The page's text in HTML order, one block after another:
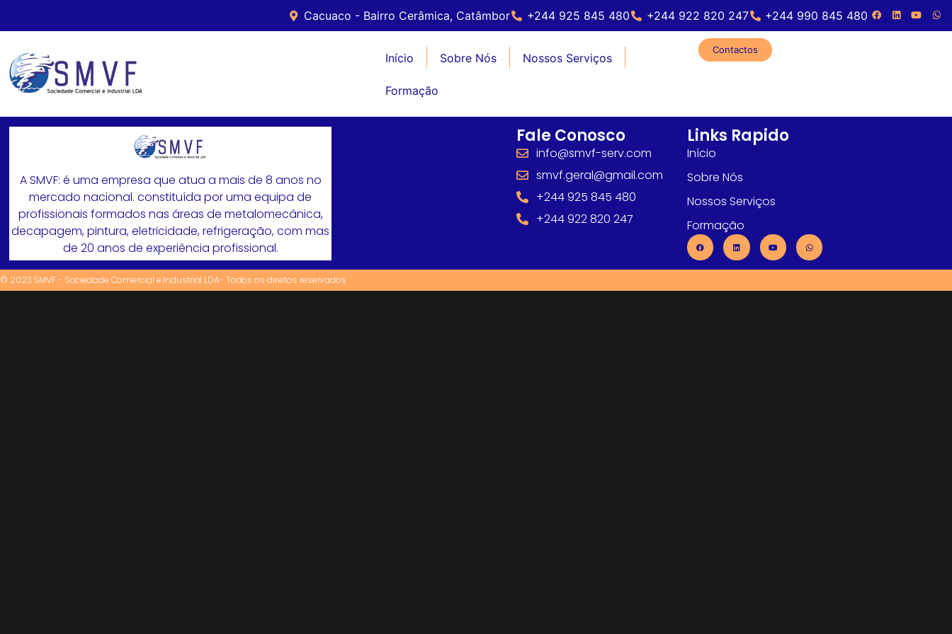
Cacuaco - Bairro Cerâmica, Catâmbor +244 925 845 480 +244 922 820 247 +244 990 845 480
Contactos
Início Sobre Nós Nossos Serviços
Formação
A SMVF: é uma empresa que atua a mais de 8 anos no
mercado nacional. constituída por uma equipa de
profissionais formados nas áreas de metalomecânica,
decapagem, pintura, eletricidade, refrigeração, com mas
de 20 anos de experiência profissional.
Fale Conosco
info@smvf-serv.com
smvf.geral@gmail.com
+244 925 845 480
+244 922 820 247
Links Rapido
Início
Sobre Nós
Nossos Serviços
Formação
© 2023 SMVF - Sociedade Comercial e Industrial LDA- Todos os direitos reservados